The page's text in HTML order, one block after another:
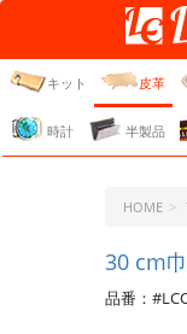
レザ
ジェ
キット 皮革
時計 半製品
HOME
30 cm
品番：